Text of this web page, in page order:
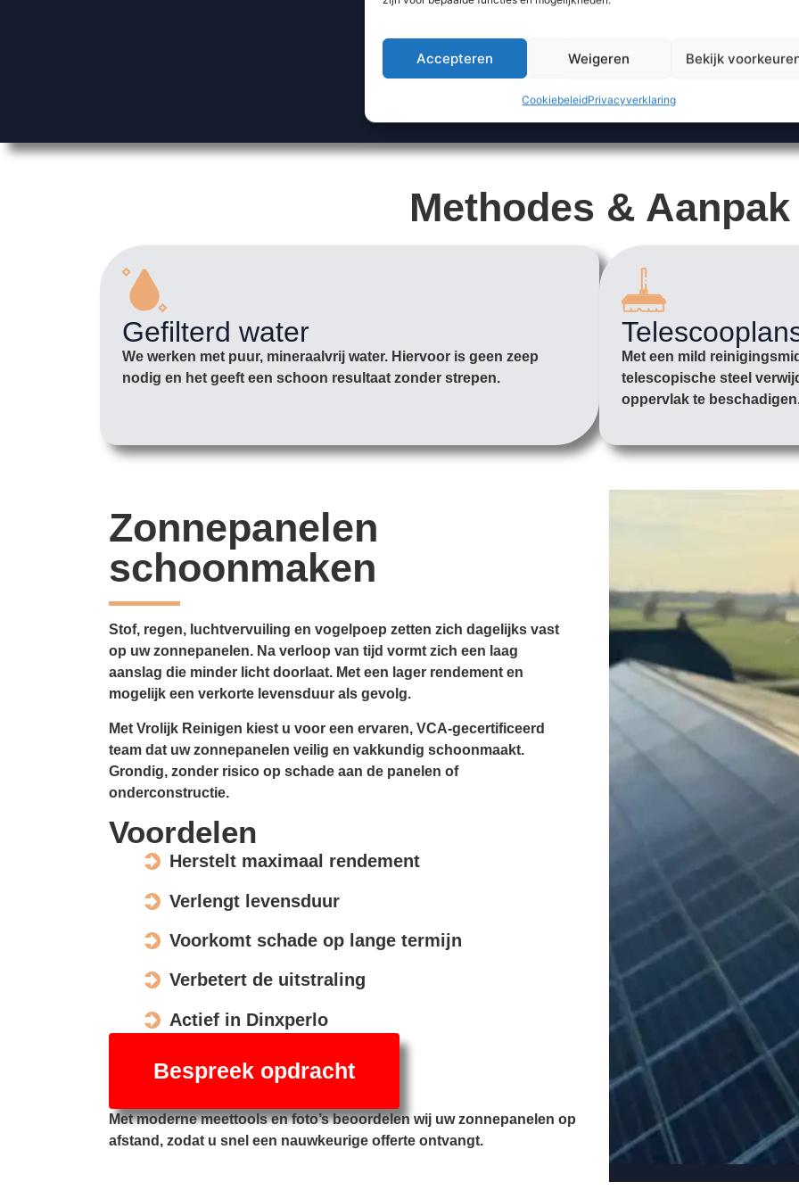
Accepteren Weigeren Bekijk
CookiebeleidPrivacyverklaring
Methodes & Aanpak
Gefilterd water
We werken met puur, mineraalvrij water. Hiervoor is geen zeep
nodig en het geeft een schoon resultaat zonder strepen.
Met een mild
telescopische steel
oppervlak te
Zonnepanelen
schoonmaken
Stof, regen, luchtvervuiling en vogelpoep zetten zich dagelijks vast
op uw zonnepanelen. Na verloop van tijd vormt zich een laag
aanslag die minder licht doorlaat. Met een lager rendement en
mogelijk een verkorte levensduur als gevolg.
Met Vrolijk Reinigen kiest u voor een ervaren, VCA-gecertificeerd
team dat uw zonnepanelen veilig en vakkundig schoonmaakt.
Grondig, zonder risico op schade aan de panelen of
onderconstructie.
Voordelen
Herstelt maximaal rendement
Verlengt levensduur
Voorkomt schade op lange termijn
Verbetert de uitstraling
Actief in Dinxperlo
Bespreek opdracht
Met moderne meettools en foto’s beoordelen wij uw zonnepanelen op
afstand, zodat u snel een nauwkeurige offerte ontvangt.